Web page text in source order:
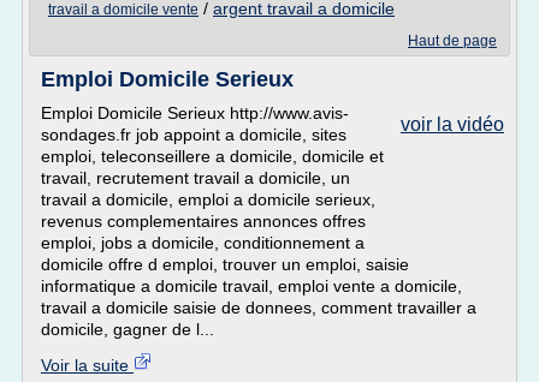
travail a domicile vente / argent travail a domicile
Haut de page
Emploi Domicile Serieux
voir la vidéo
Emploi Domicile Serieux http://www.avis-
sondages.fr job appoint a domicile, sites
emploi, teleconseillere a domicile, domicile et
travail, recrutement travail a domicile, un
travail a domicile, emploi a domicile serieux,
revenus complementaires annonces offres
emploi, jobs a domicile, conditionnement a
domicile offre d emploi, trouver un emploi, saisie
informatique a domicile travail, emploi vente a domicile,
travail a domicile saisie de donnees, comment travailler a
domicile, gagner de l...
Voir la suite